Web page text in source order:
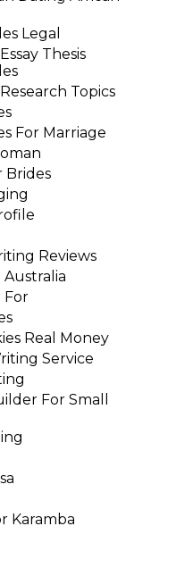
Legal
Thesis
Topics
For Marriage
Brides
Reviews
Australia
For
Real Money
Service
For Small
Karamba